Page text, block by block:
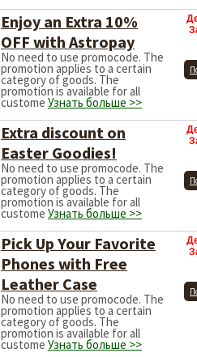
Enjoy an Extra 10%
OFF with Astropay
No need to use promocode. The
promotion applies to a certain
category of goods. The
promotion is available for all
custome Узнать больше >>
Extra discount on
Easter Goodies!
No need to use promocode. The
promotion applies to a certain
category of goods. The
promotion is available for all
custome Узнать больше >>
Pick Up Your Favorite
Phones with Free
Leather Case
No need to use promocode. The
promotion applies to a certain
category of goods. The
promotion is available for all
custome Узнать больше >>